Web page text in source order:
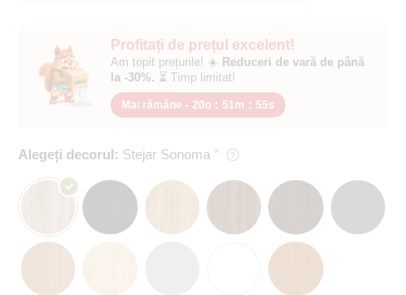
Profitați de prețul excelent!
Am topit prețurile! ☀️ Reduceri de vară de până
la -30%. ⏳ Timp limitat!
Mai rămâne - 20o : 51m : 55s
Alegeți decorul: Stejar Sonoma